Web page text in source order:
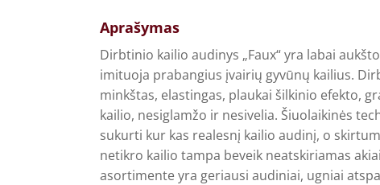
Aprašymas
Dirbtinio kailio audinys „Faux“ yra labai
imituoja prabangius įvairių gyvūnų kailius.
minkštas, elastingas, plaukai šilkinio efekto,
kailio, nesiglamžo ir nesivelia. Šiuolaikinės
sukurti kur kas realesnį kailio audinį, o
netikro kailio tampa beveik neatskiriamas
asortimente yra geriausi audiniai, ugniai